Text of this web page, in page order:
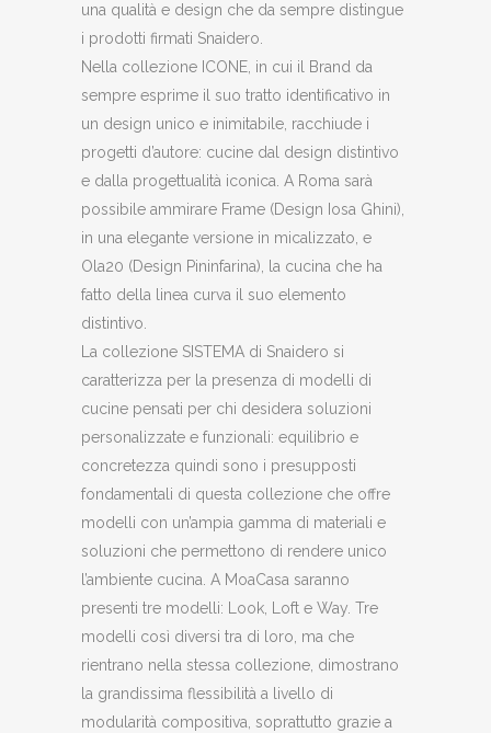
una qualità e design che da sempre distingue
i prodotti firmati Snaidero.
Nella collezione ICONE, in cui il Brand da
sempre esprime il suo tratto identificativo in
un design unico e inimitabile, racchiude i
progetti d’autore: cucine dal design distintivo
e dalla progettualità iconica. A Roma sarà
possibile ammirare Frame (Design Iosa Ghini),
in una elegante versione in micalizzato, e
Ola20 (Design Pininfarina), la cucina che ha
fatto della linea curva il suo elemento
distintivo.
La collezione SISTEMA di Snaidero si
caratterizza per la presenza di modelli di
cucine pensati per chi desidera soluzioni
personalizzate e funzionali: equilibrio e
concretezza quindi sono i presupposti
fondamentali di questa collezione che offre
modelli con un’ampia gamma di materiali e
soluzioni che permettono di rendere unico
l’ambiente cucina. A MoaCasa saranno
presenti tre modelli: Look, Loft e Way. Tre
modelli così diversi tra di loro, ma che
rientrano nella stessa collezione, dimostrano
la grandissima flessibilità a livello di
modularità compositiva, soprattutto grazie a